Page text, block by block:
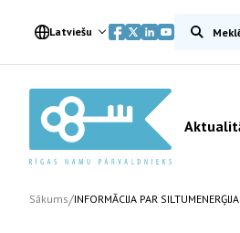
Latviešu Meklēt
Sākums/INFORMĀCIJA PAR